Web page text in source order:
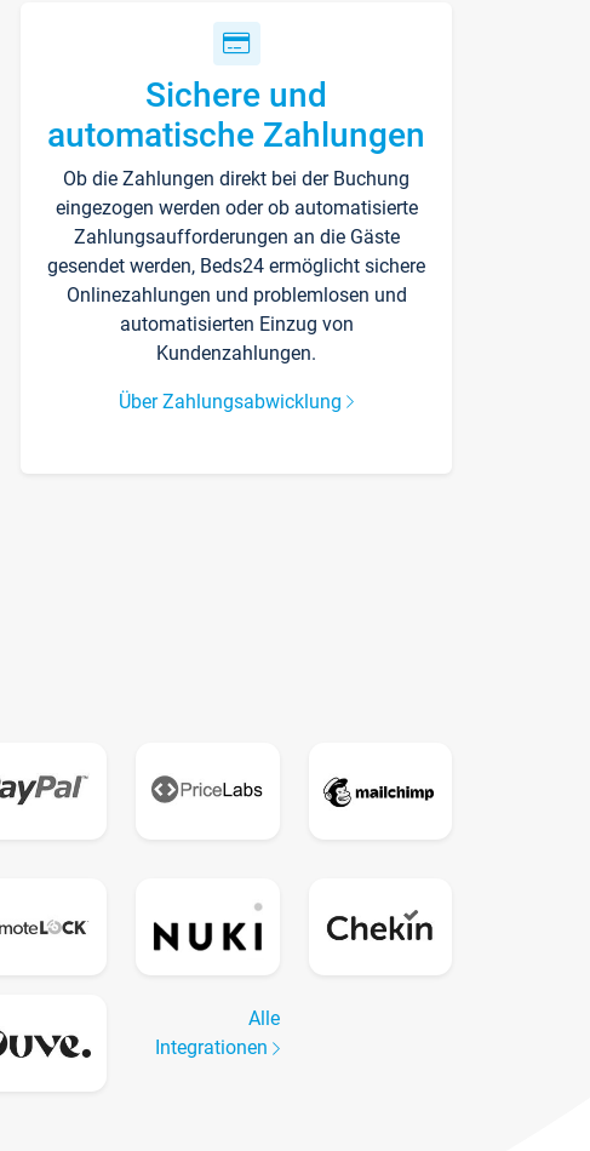
Sichere und
automatische Zahlungen
Ob die Zahlungen direkt bei der Buchung
eingezogen werden oder ob automatisierte
Zahlungsaufforderungen an die Gäste
gesendet werden, Beds24 ermöglicht sichere
Onlinezahlungen und problemlosen und
automatisierten Einzug von
Kundenzahlungen.
Über Zahlungsabwicklung
Alle
Integrationen